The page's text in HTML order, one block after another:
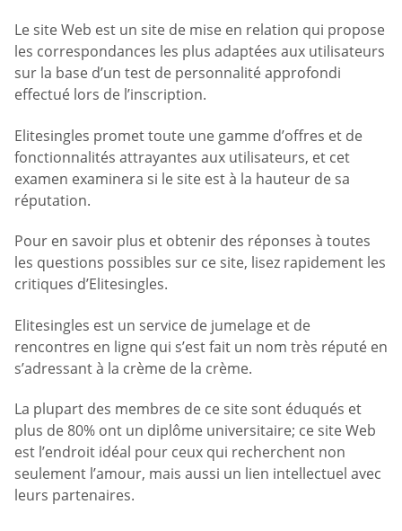
Le site Web est un site de mise en relation qui propose
les correspondances les plus adaptées aux utilisateurs
sur la base d’un test de personnalité approfondi
effectué lors de l’inscription.
Elitesingles promet toute une gamme d’offres et de
fonctionnalités attrayantes aux utilisateurs, et cet
examen examinera si le site est à la hauteur de sa
réputation.
Pour en savoir plus et obtenir des réponses à toutes
les questions possibles sur ce site, lisez rapidement les
critiques d’Elitesingles.
Elitesingles est un service de jumelage et de
rencontres en ligne qui s’est fait un nom très réputé en
s’adressant à la crème de la crème.
La plupart des membres de ce site sont éduqués et
plus de 80% ont un diplôme universitaire; ce site Web
est l’endroit idéal pour ceux qui recherchent non
seulement l’amour, mais aussi un lien intellectuel avec
leurs partenaires.